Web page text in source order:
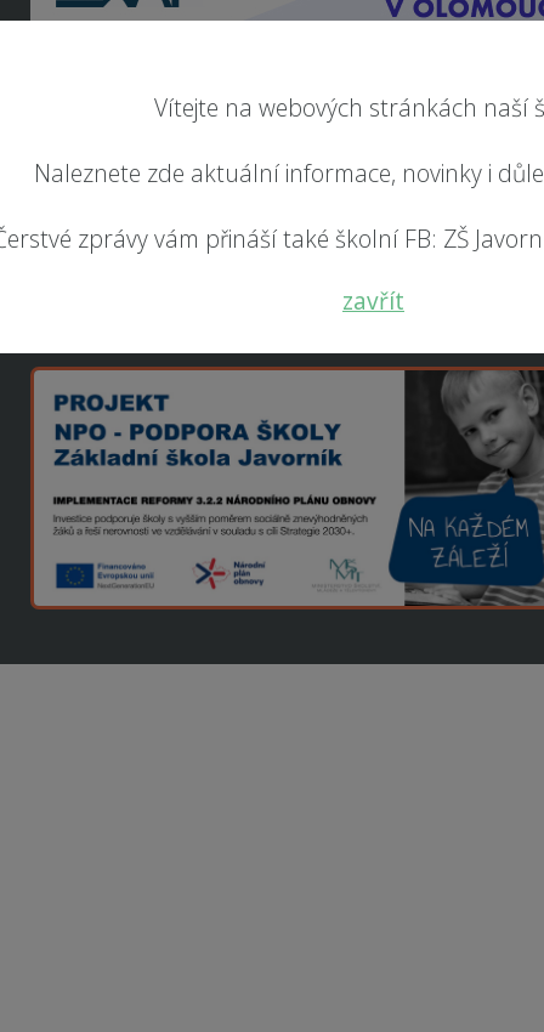
Vítejte na webových stránkách naší
Naleznete zde aktuální informace, novinky i
zprávy vám přináší také školní FB: ZŠ
zavřít